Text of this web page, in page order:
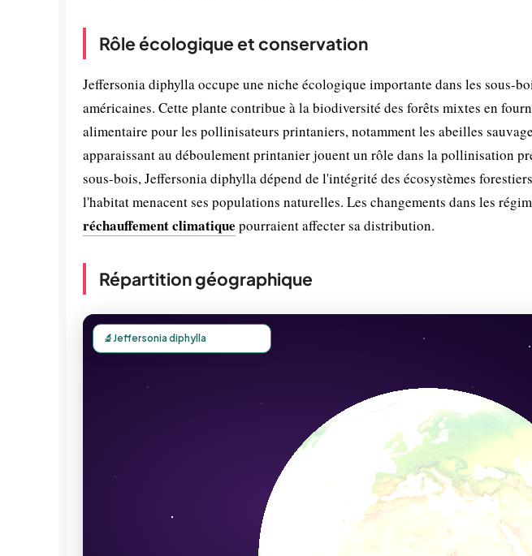
Rôle écologique et conservation
Jeffersonia diphylla occupe une niche écologique importante dans les sous-
américaines. Cette plante contribue à la biodiversité des forêts mixtes en
alimentaire pour les pollinisateurs printaniers, notamment les abeilles
apparaissant au déboulement printanier jouent un rôle dans la pollinisation
sous-bois, Jeffersonia diphylla dépend de l'intégrité des écosystèmes
l'habitat menacent ses populations naturelles. Les changements dans les
réchauffement climatique pourraient affecter sa distribution.
Répartition géographique